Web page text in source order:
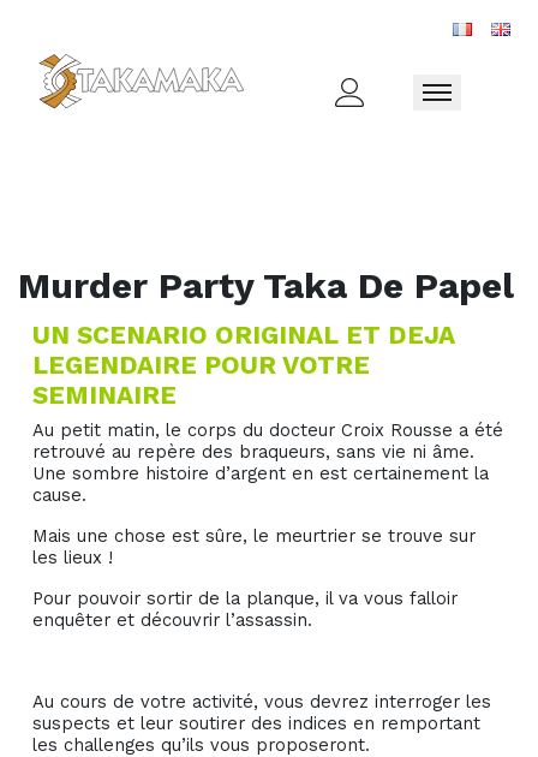
Toggle
Murder Party Taka De Papel
UN SCENARIO ORIGINAL ET DEJA
LEGENDAIRE POUR VOTRE
SEMINAIRE
Au petit matin, le corps du docteur Croix Rousse a été
retrouvé au repère des braqueurs, sans vie ni âme.
Une sombre histoire d’argent en est certainement la
cause.
Mais une chose est sûre, le meurtrier se trouve sur
les lieux !
Pour pouvoir sortir de la planque, il va vous falloir
enquêter et découvrir l’assassin.
Au cours de votre activité, vous devrez interroger les
suspects et leur soutirer des indices en remportant
les challenges qu’ils vous proposeront.